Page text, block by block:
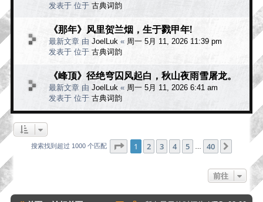
发表于 位于 古典词韵
《那年》风里贺兰烟，生于戮甲年!
最新文章 由 JoelLuk « 周一 5月 11, 2026 11:39 pm
发表于 位于 古典词韵
《峰顶》径绝穹囚风起白，秋山夜雨雪屠龙。
最新文章 由 JoelLuk « 周一 5月 11, 2026 6:41 am
发表于 位于 古典词韵
搜索找到超过 1000 个匹配 分页：1 40
1 2 3 4 5 40
前往